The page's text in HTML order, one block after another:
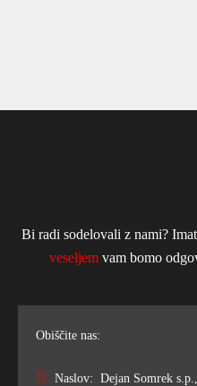
Bi radi sodelovali z nami?
veseljemvam bomo
Obiščite nas:
Naslov: Dejan Somrek